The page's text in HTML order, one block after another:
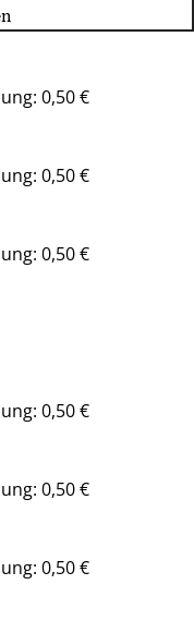
0,50 €
0,50 €
0,50 €
0,50 €
0,50 €
0,50 €